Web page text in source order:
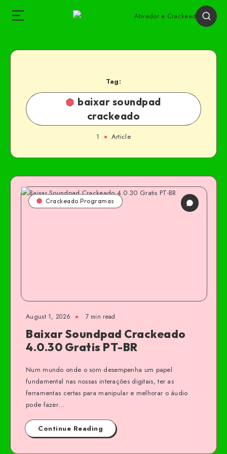
Tag:
baixar soundpad
crackeado
1 Article
Crackeado Programas
August 1, 2026 7 min read
Baixar Soundpad Crackeado
4.0.30 Gratis PT-BR
Num mundo onde o som desempenha um papel
fundamental nas nossas interações digitais, ter as
ferramentas certas para manipular e melhorar o áudio
pode fazer…
Continue Reading